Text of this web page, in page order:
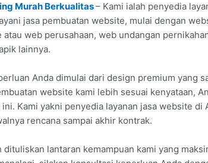
Murah Berkualitas– Kami ialah penyedia
jasa pembuatan website, mulai dengan
web perusahaan, web undangan
lainnya.
Anda dimulai dari design premium yang
website kami lebih sesuai kenyataan,
Kami yakni penyedia layanan jasa website di
rencana sampai akhir kontrak.
lantaran kemampuan kami yang